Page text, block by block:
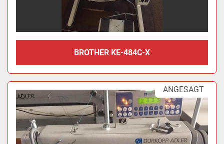
BROTHER KE-484C-X
ANGESAGT